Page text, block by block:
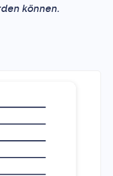
können.